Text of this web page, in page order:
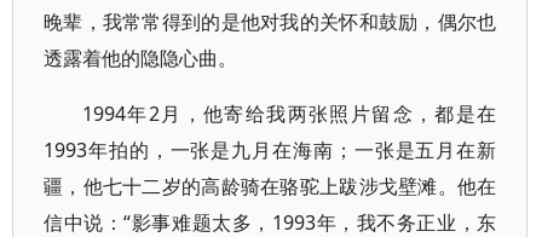
晚辈，我常常得到的是他对我的关怀和鼓励，偶尔也
透露着他的隐隐心曲。
1994年2月，他寄给我两张照片留念，都是在
1993年拍的，一张是九月在海南；一张是五月在新
疆，他七十二岁的高龄骑在骆驼上跋涉戈壁滩。他在
信中说：“影事难题太多，1993年，我不务正业，东